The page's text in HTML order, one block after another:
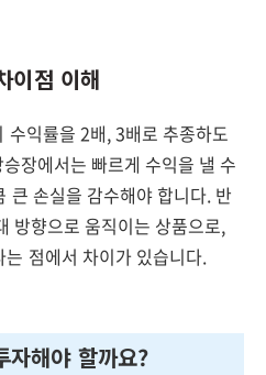
이점 이해
수익률을 2배, 3배로 추종하도
장에서는 빠르게 수익을 낼 수
큰 손실을 감수해야 합니다. 반
방향으로 움직이는 상품으로,
점에서 차이가 있습니다.
자해야 할까요?